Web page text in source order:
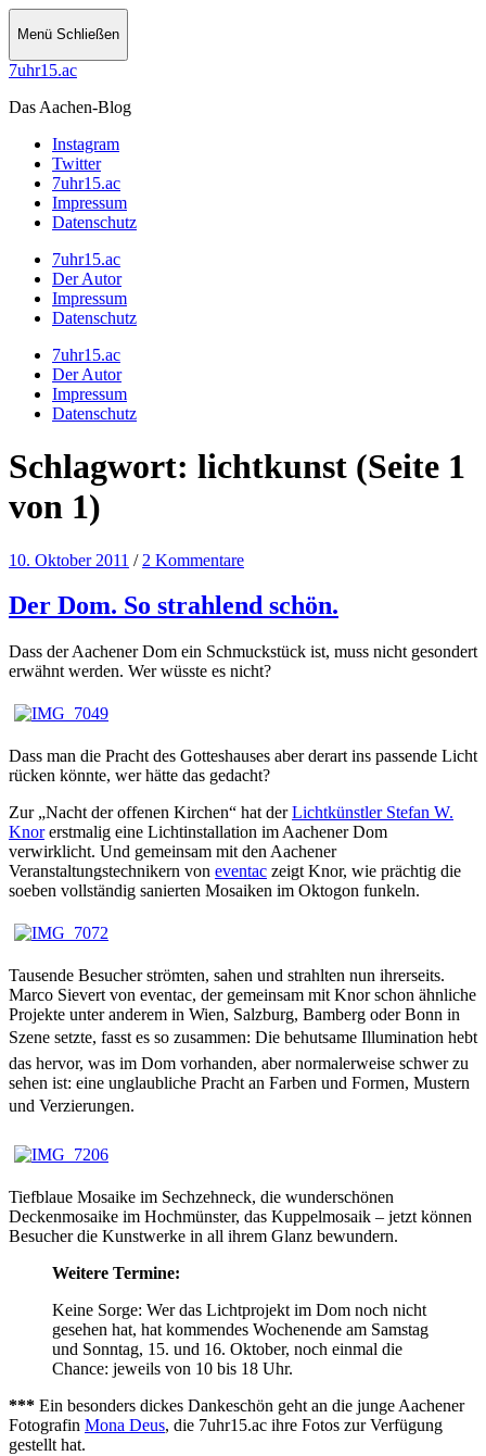
Menü Schließen
7uhr15.ac
Das Aachen-Blog
Instagram
Twitter
7uhr15.ac
Impressum
Datenschutz
7uhr15.ac
Der Autor
Impressum
Datenschutz
7uhr15.ac
Der Autor
Impressum
Datenschutz
Schlagwort: lichtkunst (Seite 1
von 1)
10. Oktober 2011 / 2 Kommentare
Der Dom. So strahlend schön.
Dass der Aachener Dom ein Schmuckstück ist, muss nicht gesondert
erwähnt werden. Wer wüsste es nicht?
Dass man die Pracht des Gotteshauses aber derart ins passende Licht
rücken könnte, wer hätte das gedacht?
Zur „Nacht der offenen Kirchen“ hat derLichtkünstler Stefan W.
Knorerstmalig eine Lichtinstallation im Aachener Dom
verwirklicht. Und gemeinsam mit den Aachener
Veranstaltungstechnikern von eventac zeigt Knor, wie prächtig die
soeben vollständig sanierten Mosaiken im Oktogon funkeln.
Tausende Besucher strömten, sahen und strahlten nun ihrerseits.
Marco Sievert von eventac, der gemeinsam mit Knor schon ähnliche
Projekte unter anderem in Wien, Salzburg, Bamberg oder Bonn in
Szene setzte, fasst es so zusammen: Die behutsame Illumination hebt
das hervor, was im Dom vorhanden, aber normalerweise schwer zu
sehen ist: eine unglaubliche Pracht an Farben und Formen, Mustern
und Verzierungen.
Tiefblaue Mosaike im Sechzehneck, die wunderschönen
Deckenmosaike im Hochmünster, das Kuppelmosaik – jetzt können
Besucher die Kunstwerke in all ihrem Glanz bewundern.
Weitere Termine:
Keine Sorge: Wer das Lichtprojekt im Dom noch nicht
gesehen hat, hat kommendes Wochenende am Samstag
und Sonntag, 15. und 16. Oktober, noch einmal die
Chance: jeweils von 10 bis 18 Uhr.
*** Ein besonders dickes Dankeschön geht an die junge Aachener
Fotografin Mona Deus, die 7uhr15.ac ihre Fotos zur Verfügung
gestellt hat.